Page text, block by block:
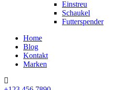
Einstreu
Schaukel
Futterspender
Home
Blog
Kontakt
Marken